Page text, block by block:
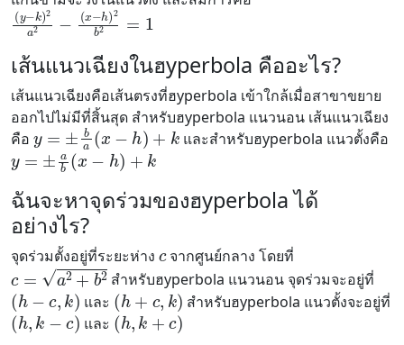
(y−k)2a2−
(x−h)2b2=1
เส้นแนวเฉียงในฮyperbola คืออะไร?
เส้นแนวเฉียงคือเส้นตรงที่ฮyperbola เข้าใกล้เมื่อสาขาขยาย
ออกไปไม่มีที่สิ้นสุด สำหรับฮyperbola แนวนอน เส้นแนวเฉียง
คือ
y=±ba(x−h)+k
และสำหรับฮyperbola แนวตั้งคือ
y= ±ab(x−h)+k
ฉันจะหาจุดร่วมของฮyperbola ได้
อย่างไร?
จุดร่วมตั้งอยู่ที่ระยะห่าง จากศูนย์กลาง โดยที่
c=a 2+b2
สำหรับฮyperbola แนวนอน จุดร่วมจะอยู่ที่
(h− c, k)
และ
(h+c,k)
สำหรับฮyperbola แนวตั้งจะอยู่ที่
(h,k−c)
และ
(h,k+c)